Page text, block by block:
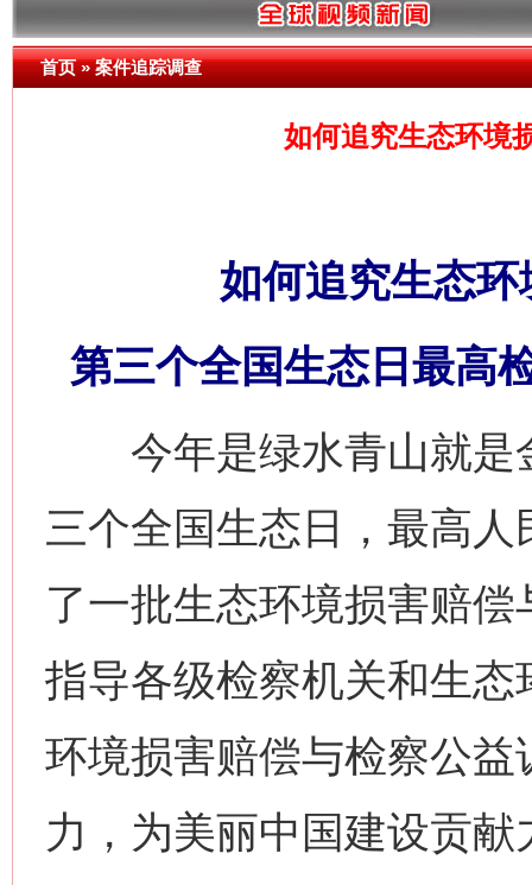
首页»案件追踪调查
如何追究生态环
如何追究生态
第三个全国生态日最高
今年是绿水青山就是
三个全国生态日，最高
了一批生态环境损害赔
指导各级检察机关和生
环境损害赔偿与检察公
力，为美丽中国建设贡献